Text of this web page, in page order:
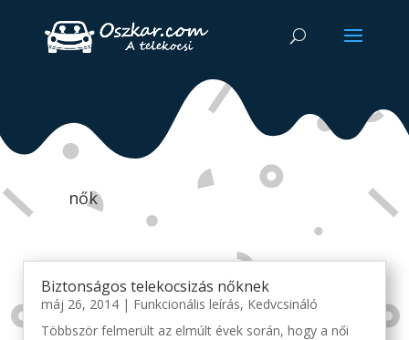
nők
Biztonságos telekocsizás nőknek
máj 26, 2014| Funkcionális leírás, Kedvcsináló
Többször felmerült az elmúlt évek során, hogy a női